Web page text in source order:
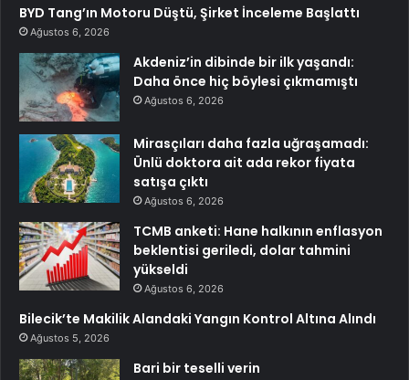
BYD Tang’ın Motoru Düştü, Şirket İnceleme Başlattı
Ağustos 6, 2026
Akdeniz’in dibinde bir ilk yaşandı:
Daha önce hiç böylesi çıkmamıştı
Ağustos 6, 2026
Mirasçıları daha fazla uğraşamadı:
Ünlü doktora ait ada rekor fiyata
satışa çıktı
Ağustos 6, 2026
TCMB anketi: Hane halkının enflasyon
beklentisi geriledi, dolar tahmini
yükseldi
Ağustos 6, 2026
Bilecik’te Makilik Alandaki Yangın Kontrol Altına Alındı
Ağustos 5, 2026
Bari bir teselli verin